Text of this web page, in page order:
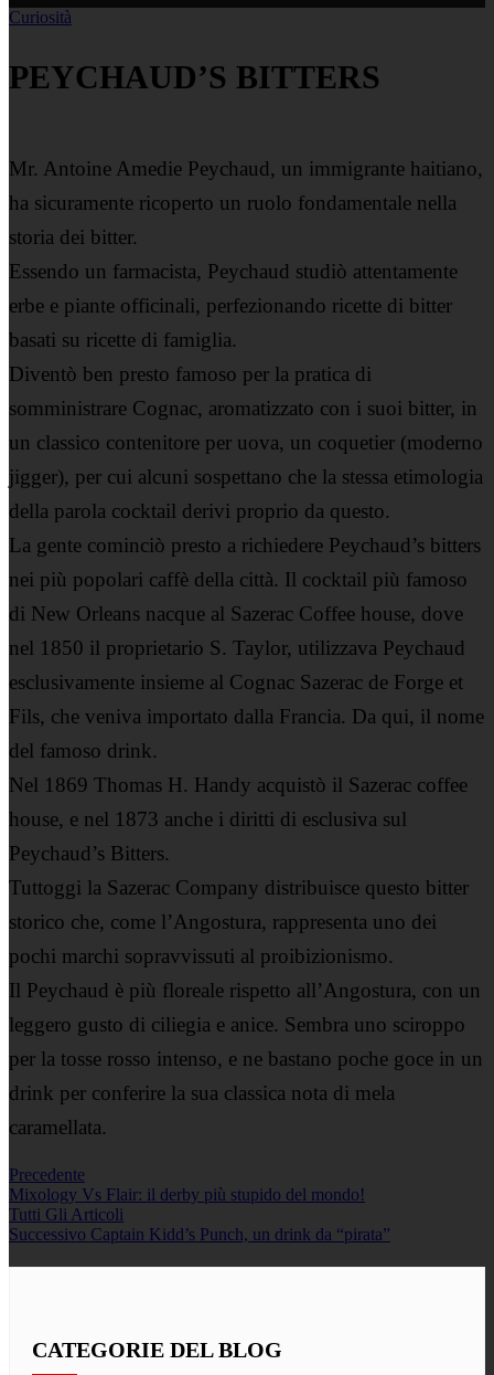
Curiosità
PEYCHAUD’S BITTERS
Mr. Antoine Amedie Peychaud, un immigrante haitiano,
ha sicuramente ricoperto un ruolo fondamentale nella
storia dei bitter.
Essendo un farmacista, Peychaud studiò attentamente
erbe e piante officinali, perfezionando ricette di bitter
basati su ricette di famiglia.
Diventò ben presto famoso per la pratica di
somministrare Cognac, aromatizzato con i suoi bitter, in
un classico contenitore per uova, un coquetier (moderno
jigger), per cui alcuni sospettano che la stessa etimologia
della parola cocktail derivi proprio da questo.
La gente cominciò presto a richiedere Peychaud’s bitters
nei più popolari caffè della città. Il cocktail più famoso
di New Orleans nacque al Sazerac Coffee house, dove
nel 1850 il proprietario S. Taylor, utilizzava Peychaud
esclusivamente insieme al Cognac Sazerac de Forge et
Fils, che veniva importato dalla Francia. Da qui, il nome
del famoso drink.
Nel 1869 Thomas H. Handy acquistò il Sazerac coffee
house, e nel 1873 anche i diritti di esclusiva sul
Peychaud’s Bitters.
Tuttoggi la Sazerac Company distribuisce questo bitter
storico che, come l’Angostura, rappresenta uno dei
pochi marchi sopravvissuti al proibizionismo.
Il Peychaud è più floreale rispetto all’Angostura, con un
leggero gusto di ciliegia e anice. Sembra uno sciroppo
per la tosse rosso intenso, e ne bastano poche goce in un
drink per conferire la sua classica nota di mela
caramellata.
Precedente
Mixology Vs Flair: il derby più stupido del mondo!
Tutti Gli Articoli
Successivo Captain Kidd’s Punch, un drink da “pirata”
CATEGORIE DEL BLOG